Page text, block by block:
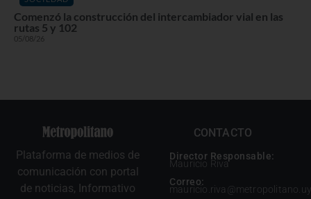
Comenzó la construcción del intercambiador vial en las
rutas 5 y 102
05/08/26
Plataforma de medios de
comunicación con portal
de noticias, Informativo
CONTACTO
Director Responsable:
Mauricio Riva
Correo:
mauricio.riva@metropolitano.uy